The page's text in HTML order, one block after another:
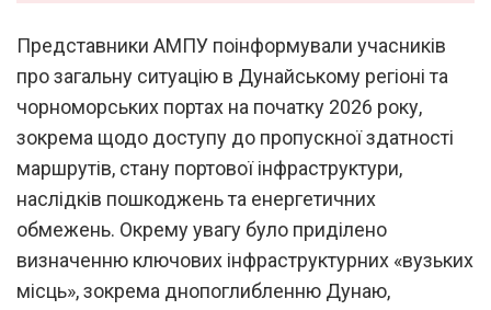
Представники АМПУ поінформували учасників
про загальну ситуацію в Дунайському регіоні та
чорноморських портах на початку 2026 року,
зокрема щодо доступу до пропускної здатності
маршрутів, стану портової інфраструктури,
наслідків пошкоджень та енергетичних
обмежень. Окрему увагу було приділено
визначенню ключових інфраструктурних «вузьких
місць», зокрема днопоглибленню Дунаю,